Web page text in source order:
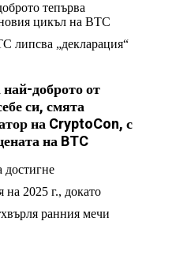
тепърва
цикъл на BTC
липсва „декларация“
доброто от
си, смята
на CryptoCon, с
на BTC
достигне
на 2025 г., докато
ранния мечи